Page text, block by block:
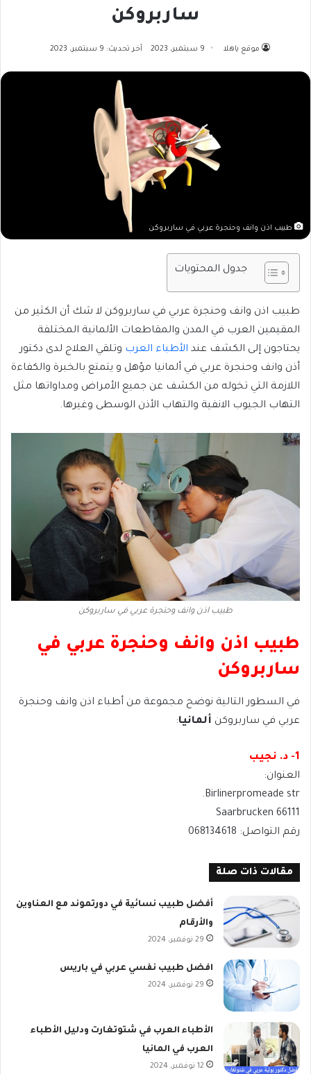
ساربروكن
موقع ياهلا 9 سبتمبر، 2023 آخر تحديث: 9 سبتمبر، 2023
طبيب اذن وانف وحنجرة عربي في ساربروكن
جدول المحتويات
طبيب اذن وانف وحنجرة عربي في ساربروكن لا شك أن الكثير من
المقيمين العرب في المدن والمقاطعات الألمانية المختلفة
يحتاجون إلى الكشف عند الأطباء العرب وتلقي العلاج لدى دكتور
أذن وانف وحنجرة عربي في ألمانيا مؤهل و يتمتع بالخبرة والكفاءة
اللازمة التي تخوله من الكشف عن جميع الأمراض ومداواتها مثل
التهاب الجيوب الانفية والتهاب الأذن الوسطى وغيرها.
طبيب اذن وانف وحنجرة عربي في ساربروكن
طبيب اذن وانف وحنجرة عربي في
ساربروكن
في السطور التالية نوضح مجموعة من أطباء اذن وانف وحنجرة
عربي في ساربروكن ألمانيا:
1- د. نجيب
العنوان:
Birlinerpromeade str.
66111 Saarbrucken
رقم التواصل: 068134618
مقالات ذات صلة
أفضل طبيب نسائية في دورتموند مع العناوين
والأرقام
29 نوفمبر، 2024
افضل طبيب نفسي عربي في باريس
29 نوفمبر، 2024
الأطباء العرب في شتوتغارت ودليل الأطباء
العرب في المانيا
12 نوفمبر، 2024